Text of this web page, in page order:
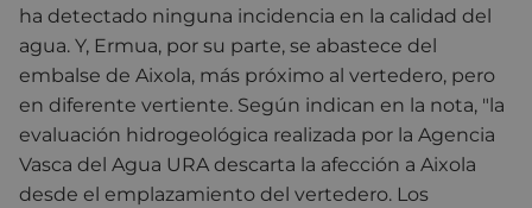
ha detectado ninguna incidencia en la calidad del
agua. Y, Ermua, por su parte, se abastece del
embalse de Aixola, más próximo al vertedero, pero
en diferente vertiente. Según indican en la nota, "la
evaluación hidrogeológica realizada por la Agencia
Vasca del Agua URA descarta la afección a Aixola
desde el emplazamiento del vertedero. Los